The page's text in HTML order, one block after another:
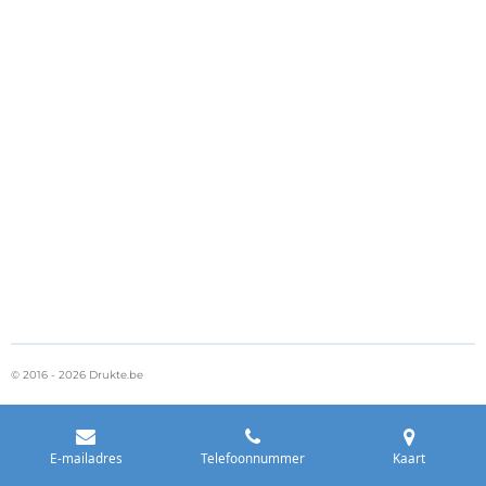
© 2016 - 2026 Drukte.be
E-mailadres Telefoonnummer Kaart